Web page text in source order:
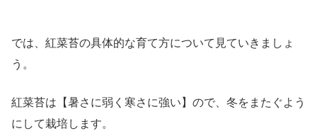
では、紅菜苔の具体的な育て方について見ていきましょ
う。
紅菜苔は【暑さに弱く寒さに強い】ので、冬をまたぐよう
にして栽培します。